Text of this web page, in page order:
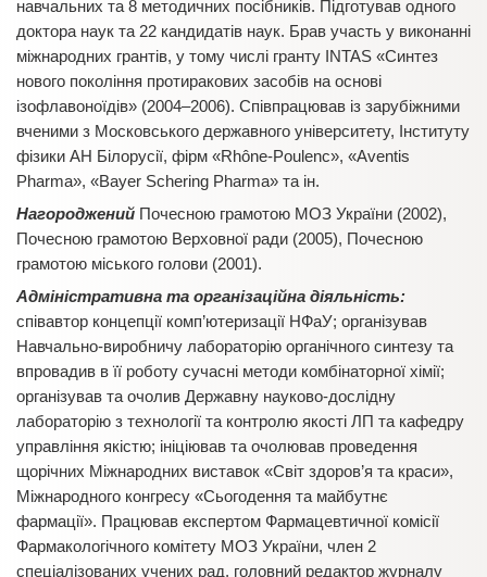
навчальних та 8 методичних посібників. Підготував одного
доктора наук та 22 кандидатів наук. Брав участь у виконанні
міжнародних грантів, у тому числі гранту INTAS «Синтез
нового покоління протиракових засобів на основі
ізофлавоноїдів» (2004–2006). Співпрацював із зарубіжними
вченими з Московського державного університету, Інституту
фізики АН Білорусії, фірм «Rhône-Poulenc», «Aventis
Pharma», «Bayer Schering Pharma» та ін.
Нагороджений Почесною грамотою МОЗ України (2002),
Почесною грамотою Верховної ради (2005), Почесною
грамотою міського голови (2001).
Адміністративна та організаційна діяльність:
співавтор концепції комп’ютеризації НФаУ; організував
Навчально-виробничу лабораторію органічного синтезу та
впровадив в її роботу сучасні методи комбінаторної хімії;
організував та очолив Державну науково-дослідну
лабораторію з технології та контролю якості ЛП та кафедру
управління якістю; ініціював та очолював проведення
щорічних Міжнародних виставок «Світ здоров’я та краси»,
Міжнародного конгресу «Сьогодення та майбутнє
фармації». Працював експертом Фармацевтичної комісії
Фармакологічного комітету МОЗ України, член 2
спеціалізованих учених рад, головний редактор журналу